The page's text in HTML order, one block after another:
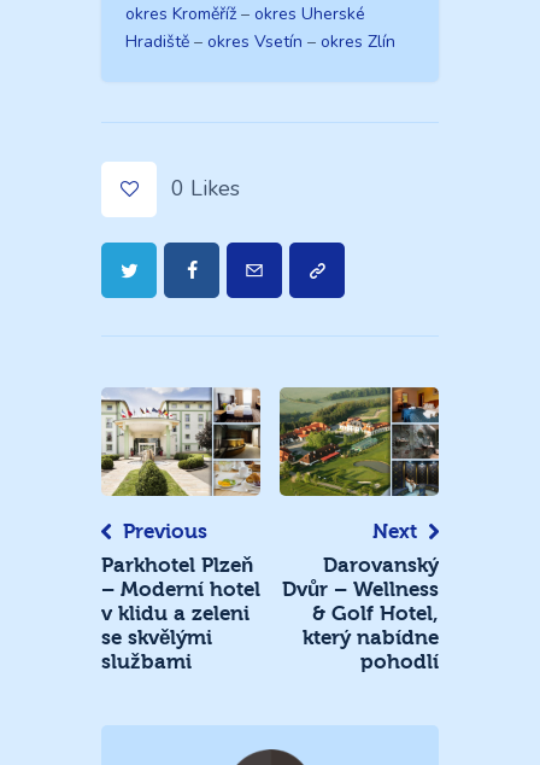
okres Kroměříž – okres Uherské
Hradiště – okres Vsetín – okres Zlín
0 Likes
Navigace
pro
příspěvek
Previous
Parkhotel Plzeň
– Moderní hotel
v klidu a zeleni
se skvělými
službami
Next
Darovanský
Dvůr – Wellness
& Golf Hotel,
který nabídne
pohodlí